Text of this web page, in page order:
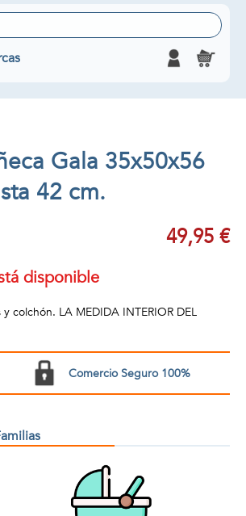
Gala 35x50x56
42 cm.
49,95 €
disponible
LA MEDIDA INTERIOR DEL
Comercio Seguro 100%